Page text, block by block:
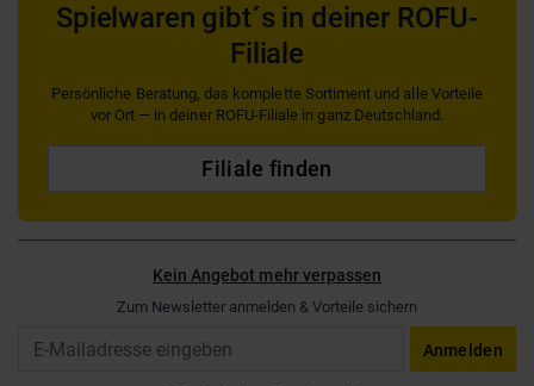
Spielwaren gibt´s in deiner ROFU-
Filiale
Persönliche Beratung, das komplette Sortiment und alle Vorteile
vor Ort — in deiner ROFU-Filiale in ganz Deutschland.
Filiale finden
Kein Angebot mehr verpassen
Zum Newsletter anmelden & Vorteile sichern
Anmelden